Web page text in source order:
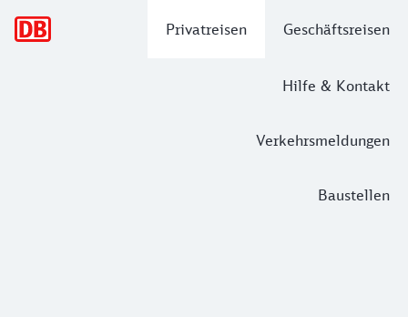
Privatreisen Geschäftsreisen
Hilfe & Kontakt
Verkehrsmeldungen
Baustellen